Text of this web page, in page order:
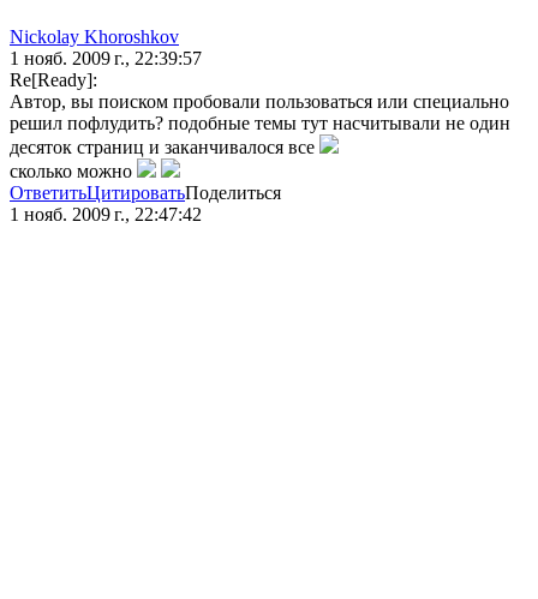
Nickolay Khoroshkov
1 нояб. 2009 г., 22:39:57
Re[Ready]:
Автор, вы поиском пробовали пользоваться или специально
решил пофлудить? подобные темы тут насчитывали не один
десяток страниц и заканчивалося все
сколько можно
ОтветитьЦитироватьПоделиться
1 нояб. 2009 г., 22:47:42